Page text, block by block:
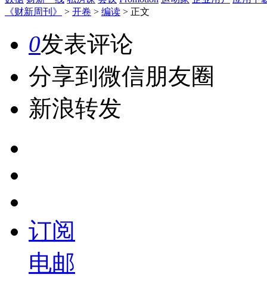
《财新周刊》
> 开卷 > 编读 > 正文
0发表评论
分享到微信朋友圈
新浪转发
订阅
电邮